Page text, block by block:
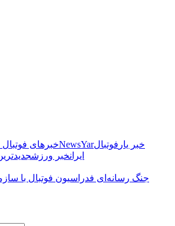
خبرهای فوتبالNewsYar خبر یار فوتبال
ایرانخبر ورزش
جنگ رسانه‌ای فدراسیون فوتبال با